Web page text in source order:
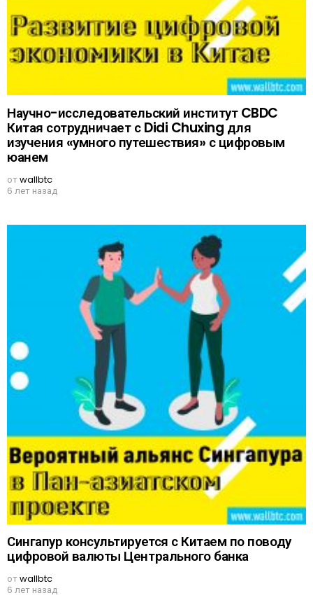
Научно-исследовательский институт CBDC
Китая сотрудничает с Didi Chuxing для
изучения «умного путешествия» с цифровым
юанем
отwallbtc
6 лет назад
Сингапур консультируется с Китаем по поводу
цифровой валюты Центрального банка
отwallbtc
6 лет назад